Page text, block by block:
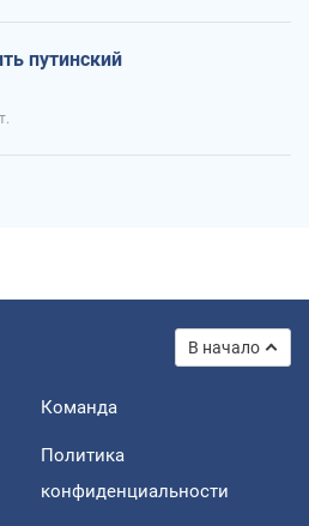
путинский
В начало
Команда
Политика
конфиденциальности